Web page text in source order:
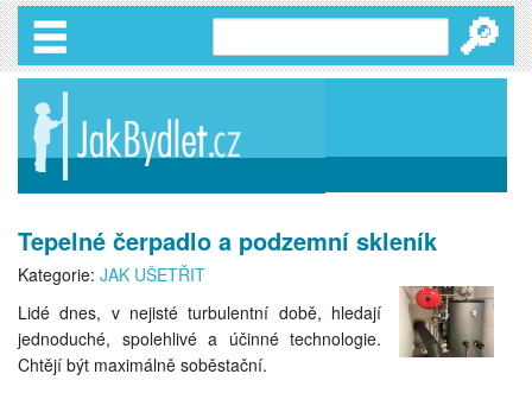
🔎
Tepelné čerpadlo a podzemní skleník
Kategorie: JAK UŠETŘIT
Lidé dnes, v nejisté turbulentní době, hledají
jednoduché, spolehlivé a účinné technologie.
Chtějí být maximálně soběstační.